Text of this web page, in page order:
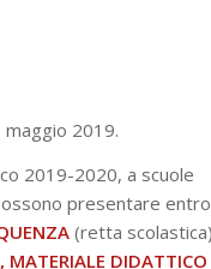
maggio 2019.
2019-2020, a scuole
presentare entro
(retta
MATERIALE DIDATTICO